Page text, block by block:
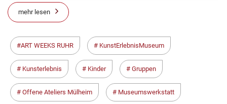
mehr lesen
ART WEEKS RUHR KunstErlebnisMuseum
Kunsterlebnis Kinder Gruppen
Offene Ateliers Mülheim Museumswerkstatt